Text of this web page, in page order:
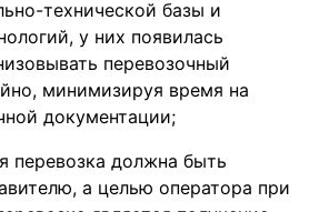
технической базы и
у них появилась
перевозочный
минимизируя время на
документации;
перевозка должна быть
а целью оператора при